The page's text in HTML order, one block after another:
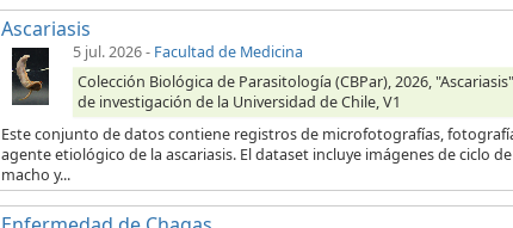
Ascariasis
5 jul. 2026- Facultad de Medicina
Colección Biológica de Parasitología (CBPar), 2026,
de investigación de la Universidad de Chile, V1
Este conjunto de datos contiene registros de microfotografías,
agente etiológico de la ascariasis. El dataset incluye imágenes de ciclo
macho y...